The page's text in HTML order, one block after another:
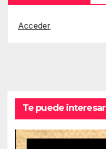
Acceder
Te puede interesar